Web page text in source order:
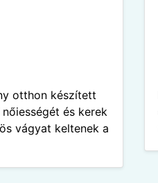
otthon készített
és kerek
vágyat keltenek a